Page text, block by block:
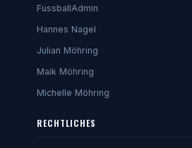
FussballAdmin
Hannes Nagel
Julian Möhring
Maik Möhring
Michelle Möhring
RECHTLICHES